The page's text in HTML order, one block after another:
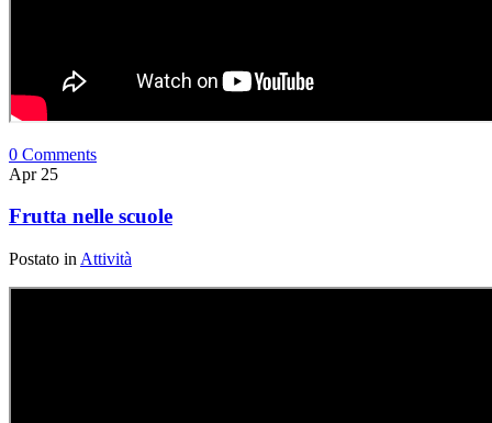
0 Comments
Apr 25
Frutta nelle scuole
Postato in Attività